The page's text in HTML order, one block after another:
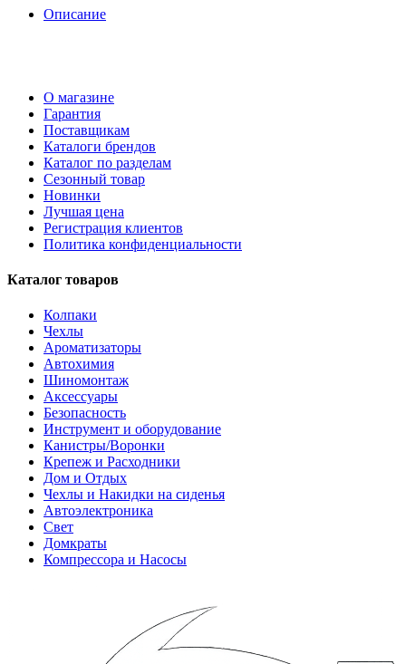
Описание
О магазине
Гарантия
Поставщикам
Каталоги брендов
Каталог по разделам
Сезонный товар
Новинки
Лучшая цена
Регистрация клиентов
Политика конфиденциальности
Каталог товаров
Колпаки
Чехлы
Ароматизаторы
Автохимия
Шиномонтаж
Аксессуары
Безопасность
Инструмент и оборудование
Канистры/Воронки
Крепеж и Расходники
Дом и Отдых
Чехлы и Накидки на сиденья
Автоэлектроника
Свет
Домкраты
Компрессора и Насосы